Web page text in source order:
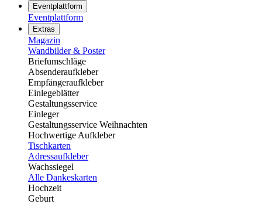
Eventplattform
Eventplattform
Extras
Magazin
Wandbilder & Poster
Briefumschläge
Absenderaufkleber
Empfängeraufkleber
Einlegeblätter
Gestaltungsservice
Einleger
Gestaltungsservice Weihnachten
Hochwertige Aufkleber
Tischkarten
Adressaufkleber
Wachssiegel
Alle Dankeskarten
Hochzeit
Geburt